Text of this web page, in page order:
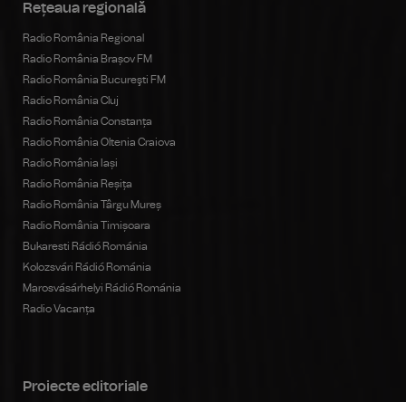
Rețeaua regională
Radio România Regional
Radio România Brașov FM
Radio România Bucureşti FM
Radio România Cluj
Radio România Constanța
Radio România Oltenia Craiova
Radio România Iași
Radio România Reșița
Radio România Târgu Mureș
Radio România Timișoara
Bukaresti Rádió Románia
Kolozsvári Rádió Románia
Marosvásárhelyi Rádió Románia
Radio Vacanța
Proiecte editoriale